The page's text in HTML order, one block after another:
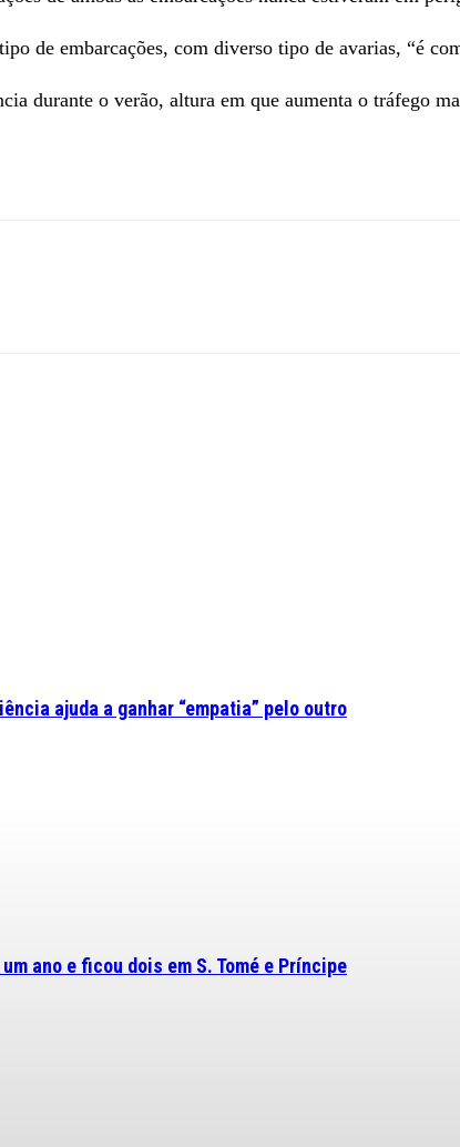
de embarcações, com diverso tipo de avarias, “é
durante o verão, altura em que aumenta o tráfego
ajuda a ganhar “empatia” pelo outro
ano e ficou dois em S. Tomé e Príncipe